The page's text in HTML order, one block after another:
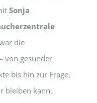
Sonja
die
von gesunder
bis hin zur Frage,
bleiben kann.